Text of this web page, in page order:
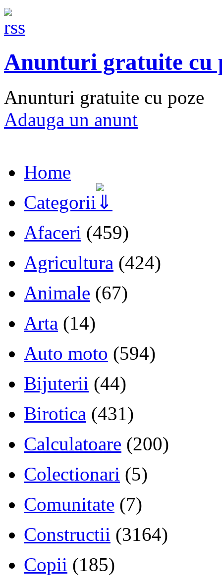
Anunturi gratuite cu
Anunturi gratuite cu poze
Adauga un anunt
Home
Categorii
Afaceri (459)
Agricultura (424)
Animale (67)
Arta (14)
Auto moto (594)
Bijuterii (44)
Birotica (431)
Calculatoare (200)
Colectionari (5)
Comunitate (7)
Constructii (3164)
Copii (185)